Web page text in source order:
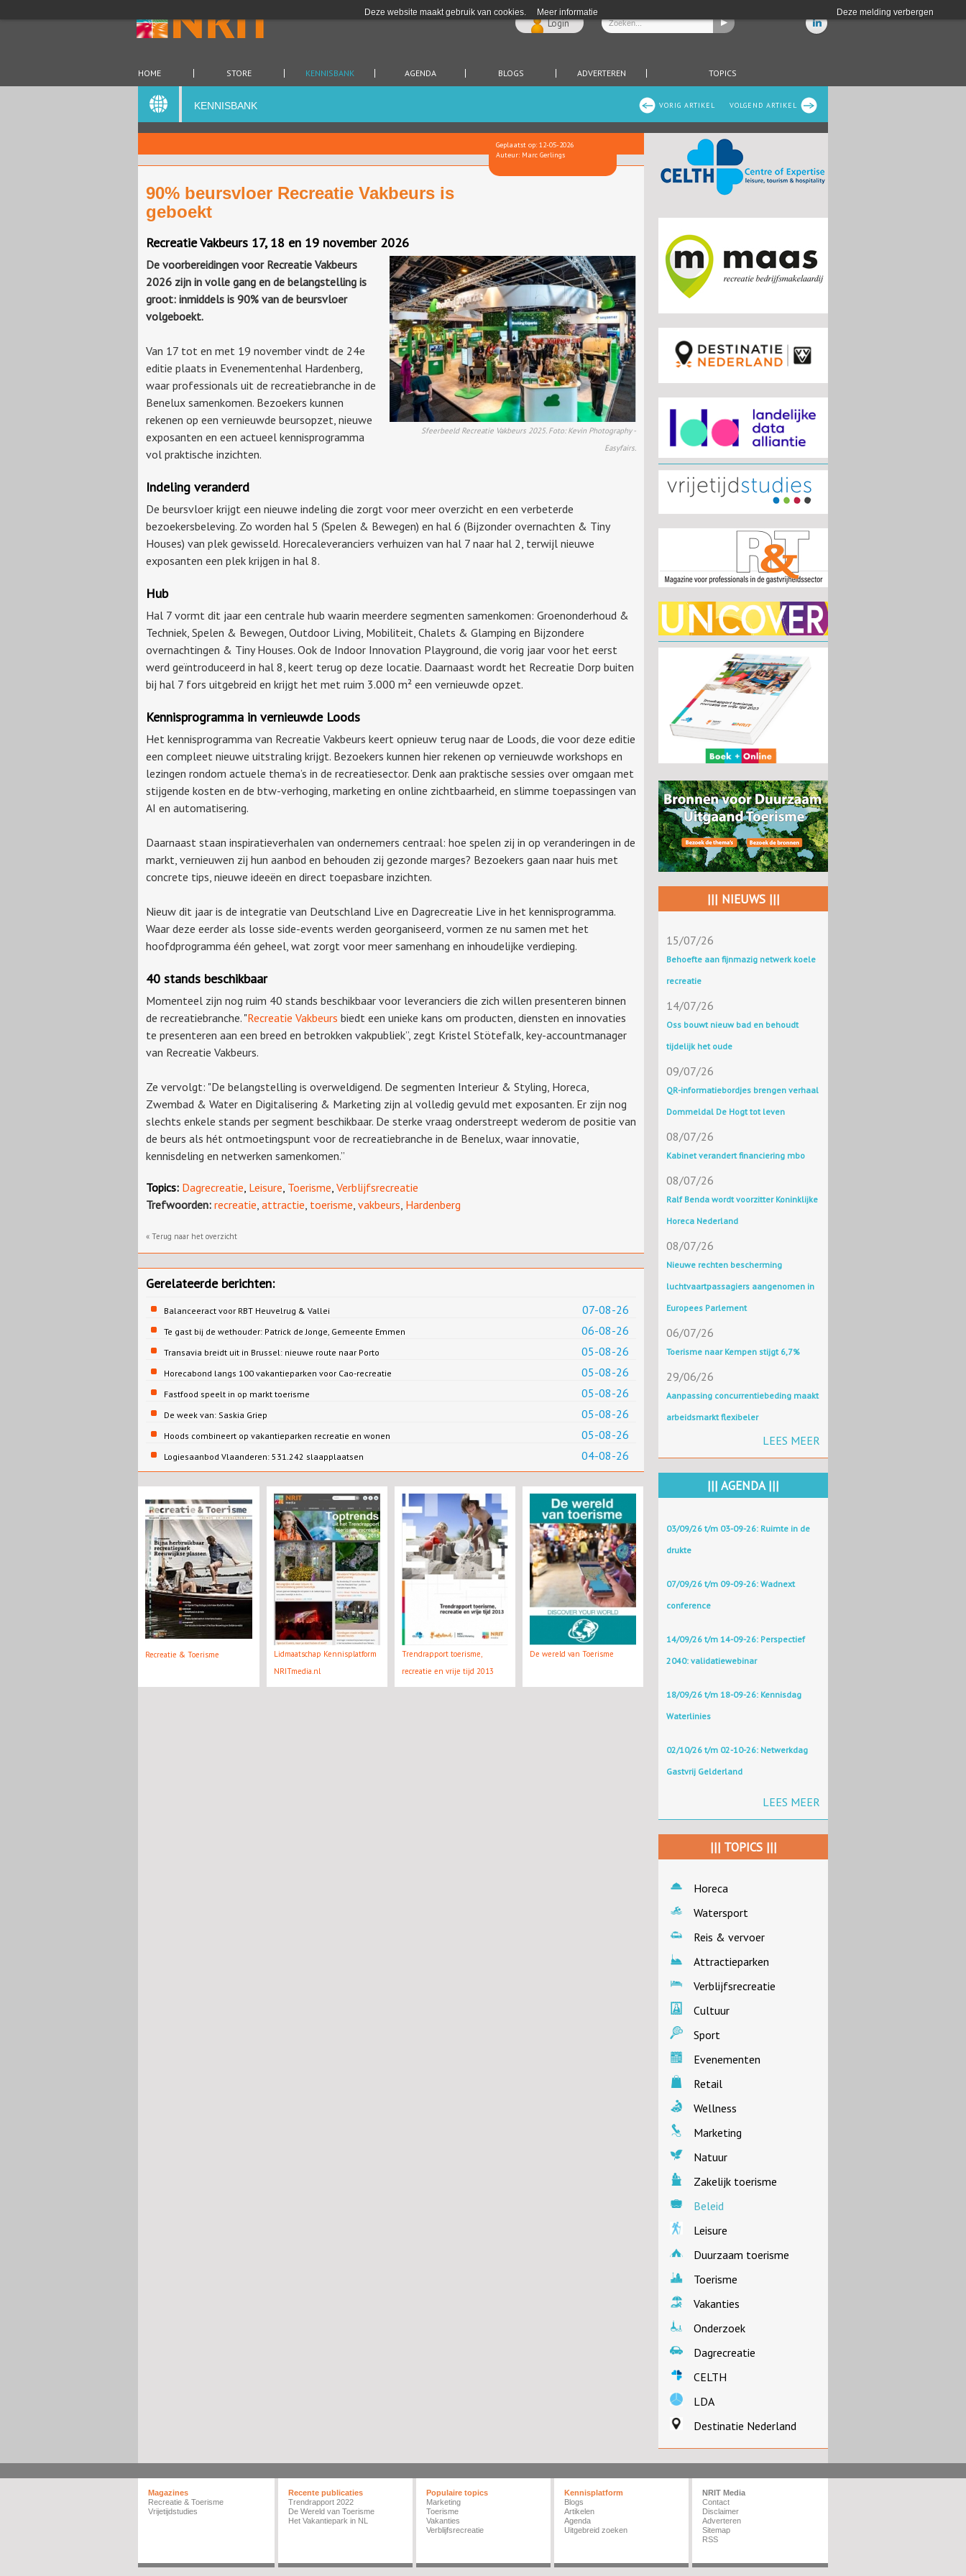
Deze website maakt gebruik van cookies. Meer informatie Deze melding verbergen
Login
HOME STORE KENNISBANK AGENDA BLOGS ADVERTEREN TOPICS
VOLGEND ARTIKEL
VORIG ARTIKEL
KENNISBANK
Geplaatst op: 12-05-2026
Auteur: Marc Gerlings
90% beursvloer Recreatie Vakbeurs is
geboekt
Recreatie Vakbeurs 17, 18 en 19 november 2026
Sfeerbeeld Recreatie Vakbeurs 2025. Foto: Kevin Photography -
Easyfairs.
De voorbereidingen voor Recreatie Vakbeurs
2026 zijn in volle gang en de belangstelling is
groot: inmiddels is 90% van de beursvloer
volgeboekt.
Van 17 tot en met 19 november vindt de 24e
editie plaats in Evenementenhal Hardenberg,
waar professionals uit de recreatiebranche in de
Benelux samenkomen. Bezoekers kunnen
rekenen op een vernieuwde beursopzet, nieuwe
exposanten en een actueel kennisprogramma
vol praktische inzichten.
Indeling veranderd
De beursvloer krijgt een nieuwe indeling die zorgt voor meer overzicht en een verbeterde
bezoekersbeleving. Zo worden hal 5 (Spelen & Bewegen) en hal 6 (Bijzonder overnachten & Tiny
Houses) van plek gewisseld. Horecaleveranciers verhuizen van hal 7 naar hal 2, terwijl nieuwe
exposanten een plek krijgen in hal 8.
Hub
Hal 7 vormt dit jaar een centrale hub waarin meerdere segmenten samenkomen: Groenonderhoud &
Techniek, Spelen & Bewegen, Outdoor Living, Mobiliteit, Chalets & Glamping en Bijzondere
overnachtingen & Tiny Houses. Ook de Indoor Innovation Playground, die vorig jaar voor het eerst
werd geïntroduceerd in hal 8, keert terug op deze locatie. Daarnaast wordt het Recreatie Dorp buiten
bij hal 7 fors uitgebreid en krijgt het met ruim 3.000 m² een vernieuwde opzet.
Kennisprogramma in vernieuwde Loods
Het kennisprogramma van Recreatie Vakbeurs keert opnieuw terug naar de Loods, die voor deze editie
een compleet nieuwe uitstraling krijgt. Bezoekers kunnen hier rekenen op vernieuwde workshops en
lezingen rondom actuele thema’s in de recreatiesector. Denk aan praktische sessies over omgaan met
stijgende kosten en de btw-verhoging, marketing en online zichtbaarheid, en slimme toepassingen van
AI en automatisering.
Daarnaast staan inspiratieverhalen van ondernemers centraal: hoe spelen zij in op veranderingen in de
markt, vernieuwen zij hun aanbod en behouden zij gezonde marges? Bezoekers gaan naar huis met
concrete tips, nieuwe ideeën en direct toepasbare inzichten.
Nieuw dit jaar is de integratie van Deutschland Live en Dagrecreatie Live in het kennisprogramma.
Waar deze eerder als losse side-events werden georganiseerd, vormen ze nu samen met het
hoofdprogramma één geheel, wat zorgt voor meer samenhang en inhoudelijke verdieping.
40 stands beschikbaar
Momenteel zijn nog ruim 40 stands beschikbaar voor leveranciers die zich willen presenteren binnen
de recreatiebranche. "Recreatie Vakbeurs biedt een unieke kans om producten, diensten en innovaties
te presenteren aan een breed en betrokken vakpubliek”, zegt Kristel Stötefalk, key-accountmanager
van Recreatie Vakbeurs.
Ze vervolgt: "De belangstelling is overweldigend. De segmenten Interieur & Styling, Horeca,
Zwembad & Water en Digitalisering & Marketing zijn al volledig gevuld met exposanten. Er zijn nog
slechts enkele stands per segment beschikbaar. De sterke vraag onderstreept wederom de positie van
de beurs als hét ontmoetingspunt voor de recreatiebranche in de Benelux, waar innovatie,
kennisdeling en netwerken samenkomen.”
Topics: Dagrecreatie Leisure Toerisme Verblijfsrecreatie
Trefwoorden: recreatie attractie toerisme vakbeurs Hardenberg
« Terug naar het overzicht
Gerelateerde berichten:
07-08-26
Balanceeract voor RBT Heuvelrug & Vallei
06-08-26
Te gast bij de wethouder: Patrick de Jonge, Gemeente Emmen
05-08-26
Transavia breidt uit in Brussel: nieuwe route naar Porto
05-08-26
Horecabond langs 100 vakantieparken voor Cao-recreatie
05-08-26
Fastfood speelt in op markt toerisme
05-08-26
De week van: Saskia Griep
05-08-26
Hoods combineert op vakantieparken recreatie en wonen
04-08-26
Logiesaanbod Vlaanderen: 531.242 slaapplaatsen
Recreatie & Toerisme
Lidmaatschap Kennisplatform
NRITmedia.nl
Trendrapport toerisme,
recreatie en vrije tijd 2013
De wereld van Toerisme
||| NIEUWS |||
15/07/26
Behoefte aan fijnmazig netwerk koele
recreatie
14/07/26
Oss bouwt nieuw bad en behoudt
tijdelijk het oude
09/07/26
QR-informatiebordjes brengen verhaal
Dommeldal De Hogt tot leven
08/07/26
Kabinet verandert financiering mbo
08/07/26
Ralf Benda wordt voorzitter Koninklijke
Horeca Nederland
08/07/26
Nieuwe rechten bescherming
luchtvaartpassagiers aangenomen in
Europees Parlement
06/07/26
Toerisme naar Kempen stijgt 6,7%
29/06/26
Aanpassing concurrentiebeding maakt
arbeidsmarkt flexibeler
LEES MEER
||| AGENDA |||
03/09/26 t/m 03-09-26: Ruimte in de
drukte
07/09/26 t/m 09-09-26: Wadnext
conference
14/09/26 t/m 14-09-26: Perspectief
2040: validatiewebinar
18/09/26 t/m 18-09-26: Kennisdag
Waterlinies
02/10/26 t/m 02-10-26: Netwerkdag
Gastvrij Gelderland
LEES MEER
||| TOPICS |||
Horeca
Watersport
Reis & vervoer
Attractieparken
Verblijfsrecreatie
Cultuur
Sport
Evenementen
Retail
Wellness
Marketing
Natuur
Zakelijk toerisme
Beleid
Leisure
Duurzaam toerisme
Toerisme
Vakanties
Onderzoek
Dagrecreatie
CELTH
LDA
Destinatie Nederland
Magazines
Recreatie & Toerisme
Vrijetijdstudies
Recente publicaties
Trendrapport 2022
De Wereld van Toerisme
Het Vakantiepark in NL
Populaire topics
Marketing
Toerisme
Vakanties
Verblijfsrecreatie
Kennisplatform
Blogs
Artikelen
Agenda
Uitgebreid zoeken
NRIT Media
Contact
Disclaimer
Adverteren
Sitemap
RSS